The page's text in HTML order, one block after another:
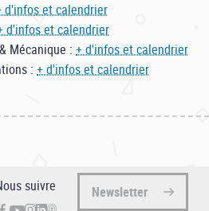
d'infos et calendrier
d'infos et calendrier
Mécanique : + d'infos et calendrier
: + d'infos et calendrier
suivre Newsletter